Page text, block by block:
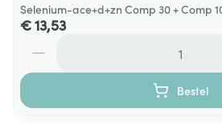
Selenium-ace+d+zn Comp 30 + Comp
€ 13,53
Bestel